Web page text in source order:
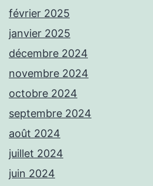
février 2025
janvier 2025
décembre 2024
novembre 2024
octobre 2024
septembre 2024
août 2024
juillet 2024
juin 2024